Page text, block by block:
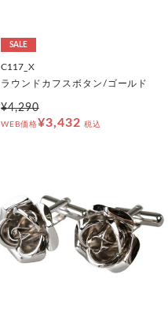
SALE
C117_X
ラウンドカフスボタン/ゴールド
¥4,290
WEB価格¥3,432 税込